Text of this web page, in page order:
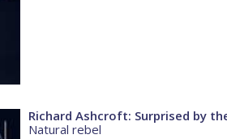
Richard Ashcroft: Surprised by
Natural rebel